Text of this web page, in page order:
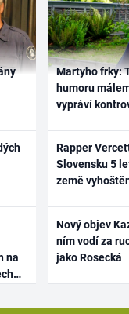
na
Martyho frky:
humoru
vypráví
Rapper
Slovensku 5
země
Nový objev
ním vodí za
jako Rosecká